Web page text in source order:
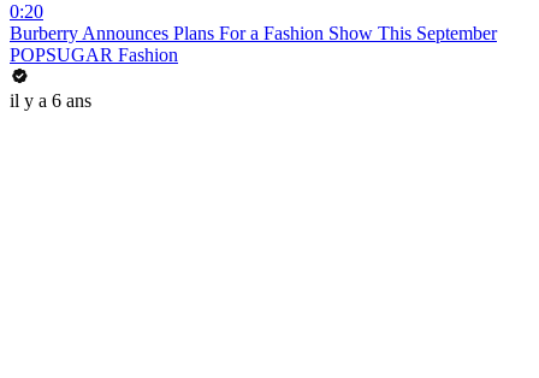
0:20
Burberry Announces Plans For a Fashion Show This September
POPSUGAR Fashion
il y a 6 ans